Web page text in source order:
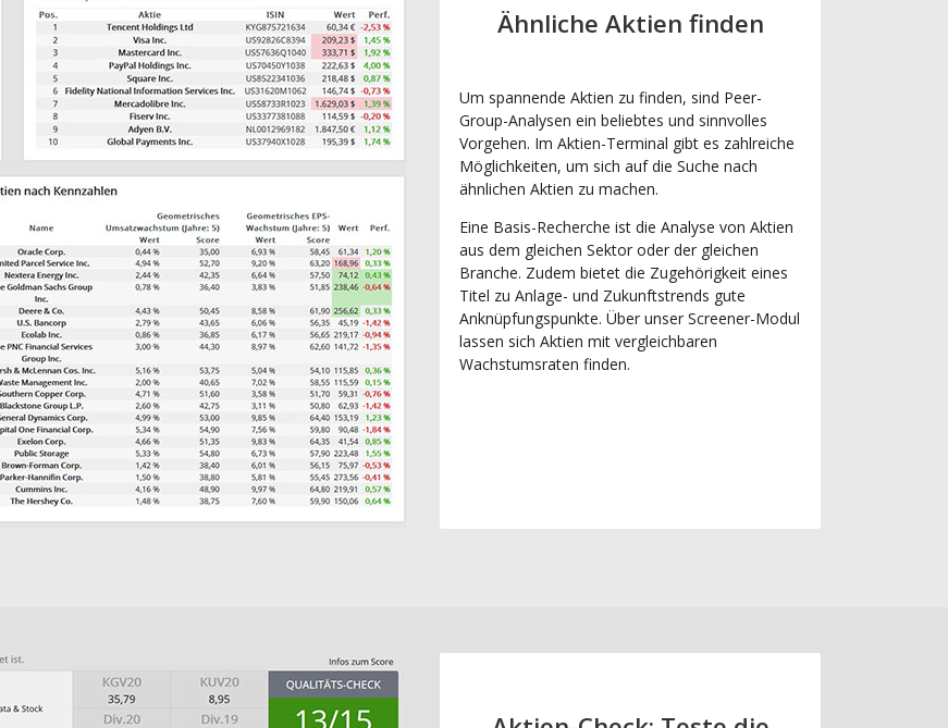
Ähnliche Aktien finden
Um spannende Aktien zu finden, sind Peer-
Group-Analysen ein beliebtes und sinnvolles
Vorgehen. Im Aktien-Terminal gibt es zahlreiche
Möglichkeiten, um sich auf die Suche nach
ähnlichen Aktien zu machen.
Eine Basis-Recherche ist die Analyse von Aktien
aus dem gleichen Sektor oder der gleichen
Branche. Zudem bietet die Zugehörigkeit eines
Titel zu Anlage- und Zukunftstrends gute
Anknüpfungspunkte. Über unser Screener-Modul
lassen sich Aktien mit vergleichbaren
Wachstumsraten finden.